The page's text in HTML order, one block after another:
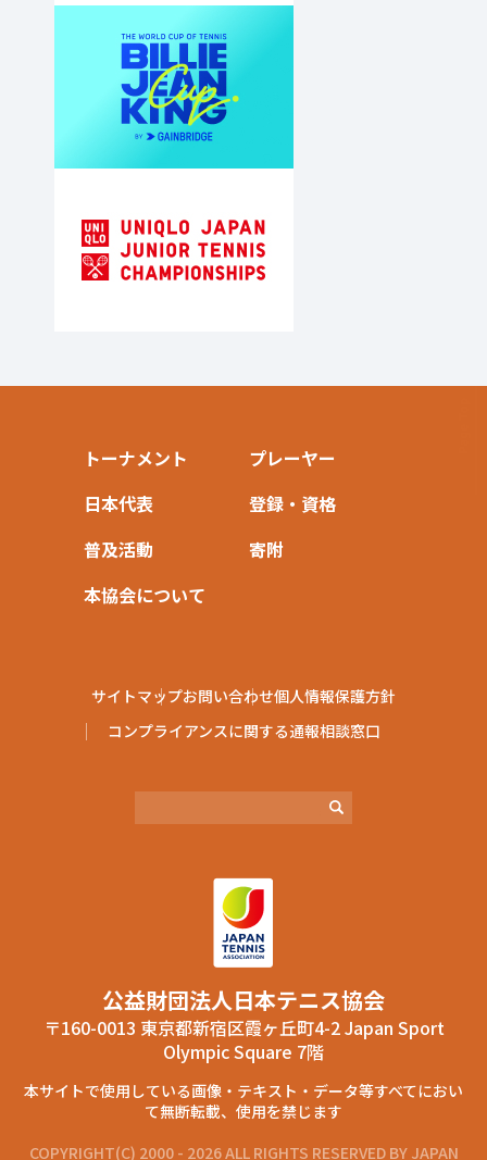
トーナメント
プレーヤー
日本代表
登録・資格
普及活動
寄附
本協会について
サイトマップお問い合わせ個人情報保護方針
コンプライアンスに関する通報相談窓口
公益財団法⼈⽇本テニス協会
〒160-0013 東京都新宿区霞ヶ丘町4-2 Japan Sport
Olympic Square 7階
本サイトで使⽤している画像‧テキスト‧データ等すべてにおい
て無断転載、使⽤を禁じます
COPYRIGHT(C) 2000 - 2026 ALL RIGHTS RESERVED BY JAPAN